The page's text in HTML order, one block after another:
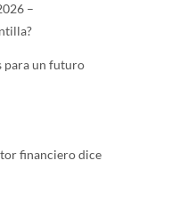
–
para un futuro
financiero dice